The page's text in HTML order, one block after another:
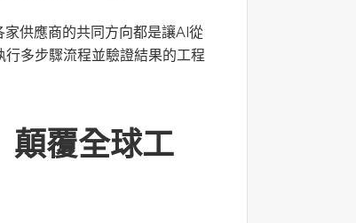
供應商的共同方向都是讓AI從
多步驟流程並驗證結果的工程
覆全球工